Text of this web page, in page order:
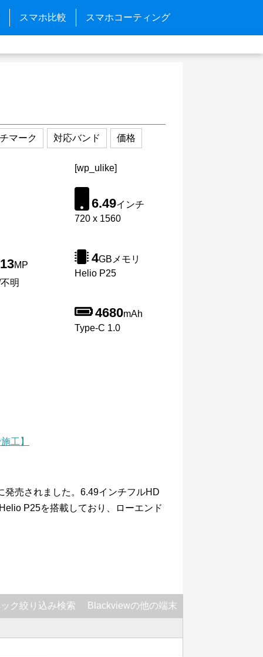
スマホ比較 スマホコーティング
マーク 対応バンド 価格
[wp_ulike]
6.49インチ
720 x 1560
13MP
明
4GBメモリ
Helio P25
4680mAh
Type-C 1.0
工】
売されました。6.49インチフルHD
P25を搭載しており、ローエンド
Blackviewの他の端末
ック絞り込み検索